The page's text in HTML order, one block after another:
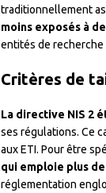
traditionnellement
moins exposés à
entités de
Critères de
La directive NIS 2
ses régulations. Ce
aux ETI. Pour être
qui emploie plus
réglementation